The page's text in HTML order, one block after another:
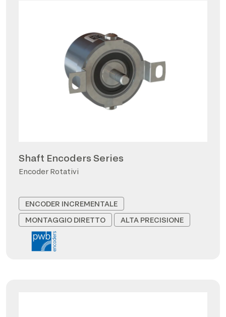
Shaft Encoders Series
Encoder Rotativi
ENCODER INCREMENTALE
MONTAGGIO DIRETTO
ALTA PRECISIONE